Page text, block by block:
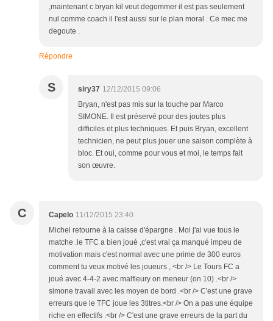
,maintenant c bryan kil veut degommer il est pas seulement
nul comme coach il l'est aussi sur le plan moral . Ce mec me
degoute .
Répondre
S siry37 12/12/2015 09:06
Bryan, n'est pas mis sur la touche par Marco
SIMONE. Il est préservé pour des joutes plus
difficiles et plus techniques. Et puis Bryan, excellent
technicien, ne peut plus jouer une saison complète à
bloc. Et oui, comme pour vous et moi, le temps fait
son œuvre.
C Capelo 11/12/2015 23:40
Michel retourne à la caisse d'épargne . Moi j'ai vue tous le
matche .le TFC a bien joué ,c'est vrai ça manqué impeu de
motivation mais c'est normal avec une prime de 300 euros
comment tu veux motivé les joueurs , <br /> Le Tours FC a
joué avec 4-4-2 avec malfleury on meneur (on 10) .<br />
simone travail avec les moyen de bord .<br /> C'est une grave
erreurs que le TFC joue les 3titres.<br /> On a pas une équipe
riche en effectifs .<br /> C'est une grave erreurs de la part du